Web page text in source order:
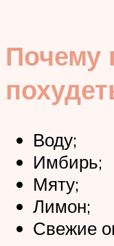
Почему
Воду;
Имбирь;
Мяту;
Лимон;
Свежие